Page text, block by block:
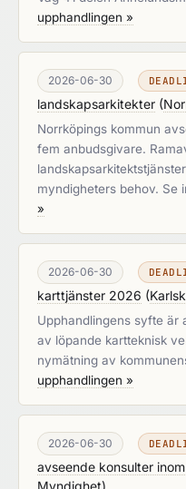
upphandlingen »
2026-06-30
landskapsarkitekter (
Norrköpings kommun
fem anbudsgivare.
myndigheters behov. Se
»
2026-06-30
karttjänster 2026 (
Upphandlingens syfte är
av löpande kartteknisk
nymätning av
upphandlingen »
2026-06-30
avseende konsulter
Myndighet)